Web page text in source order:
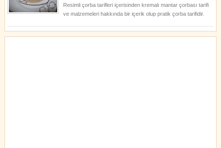
Resimli çorba tarifleri içerisinden kremalı mantar çorbası tarifi
ve malzemeleri hakkında bir içerik olup pratik çorba tarifidir.